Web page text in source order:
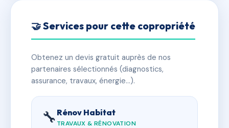
🤝 Services pour cette copropriété
Obtenez un devis gratuit auprès de nos
partenaires sélectionnés (diagnostics,
assurance, travaux, énergie…).
🔧 Rénov Habitat
TRAVAUX & RÉNOVATION